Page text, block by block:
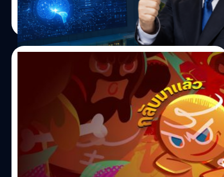
พื้นที่แถบตะวันตกเฉียงใต้ เช่น เมืองกวางจูและจังหวัดจอลลา
ใต้ ซึ่งเป็นภูมิภาคที่ยังพัฒนาไม่เต็มที่ สื่อท้องถิ่นคาดการณ์ว่า
เมกะโปรเจกต์นี้อาจดึงดูดเม็ดเงินลงทุนจากบริษัทยักษ์ใหญ่
อย่าง Samsung และ SK Hynix ได้มหาศาลกว่า 1,000 ล้าน
ล้านวอน (หรือประมาณ 21.39 ล้านล้านบาท) ในอีกไม่กี่ปีข้าง
หน้า ปลุกเศรษฐกิจภูมิภาค หรือหวังผลทางการเมือง ? ต้อง
เล่าก่อนว่าการผลักดันในครั้งนี้ นับเป็นก้าวที่กล้าหาญที่สุดของ
ประธานาธิบดี ลี แจมยอง (Lee Jae Myung) ในการเชื่อมโยง
อุตสาหกรรมเทคโนโลยีขั้นสูงเข้ากับนโยบายกระจายรายได้
และฟื้นฟูเศรษฐกิจนอกเขตเมืองหลวงอย่างกรุงโซล อย่างไรก็
ดี แผนนี้อาจจะต้องต่อสู้กับเสียงวิพากษ์วิจารณ์อย่างหนักจาก
ฝ่ายค้าน ที่มองว่าเป็นการเอื้อประโยชน์ให้กับพื้นที่ฐานเสียง
หลัก เนื่องจากในการเลือกตั้งประธานาธิบดีปีที่ผ่านมา
ประชาชนในภูมิภาคนี้เทคะแนนให้เขาถึง 85% ท่ามกลาง
สถานการณ์ที่คะแนนนิยมของผู้นำเกาหลีใต้ดิ่งลงติดต่อกัน 6
อมลวรรณ ศรัทธานนท์| 38 days ago
Read More
รันคลับของจริง ! คุกกี้รัน กลับมาอีกได้ไง ?
และทำไมยังครองใจคนเล่น
วงการรันคลับอีกหนึ่งวงการมั้ยนะ ? เชื่อว่าหลายคนต้องเคย
เล่นเกมคุกกี้รัน (Cookie Run) กันมาก่อนแน่นอน หากย้อน
กลับไปในช่วงสิบกว่าปีก่อน ยุคที่สมาร์ตโฟนเริ่มเข้ามาเปลี่ยน
วิถีชีวิตของผู้คน สิ่งหนึ่งที่กลายเป็นปรากฏการณ์เลยคือเสียง
เอฟเฟกต์เกมที่ดังขึ้นทุกที่ ไม่ว่าจะบนรถไฟฟ้า ในห้องเรียน
อมลวรรณ ศรัทธานนท์| 39 days ago